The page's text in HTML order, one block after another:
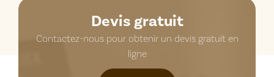
Devis gratuit
Contactez-nous pour obtenir un devis gratuit en
ligne